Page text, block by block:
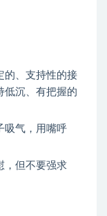
的、支持性的接
低沉、有把握的
吸气，用嘴呼
，但不要强求